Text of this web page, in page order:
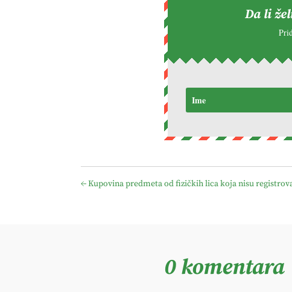
Da li
←Kupovina predmeta od fizičkih lica koja nisu
0 komentara